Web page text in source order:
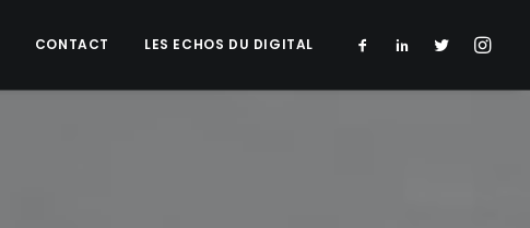
CONTACT LES ECHOS DU DIGITAL